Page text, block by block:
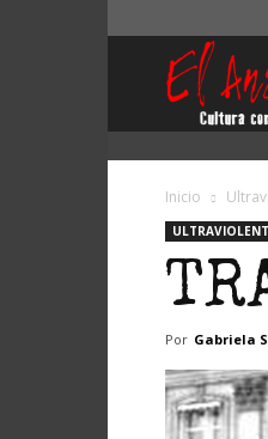
Inicio
Por Gabriela